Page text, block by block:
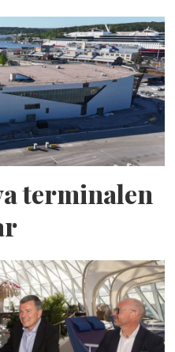
terminalen